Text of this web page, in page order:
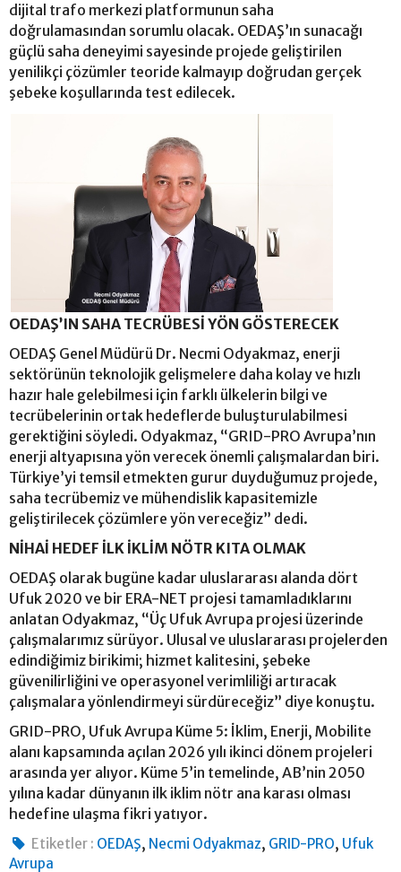
dijital trafo merkezi platformunun saha
doğrulamasından sorumlu olacak. OEDAŞ’ın sunacağı
güçlü saha deneyimi sayesinde projede geliştirilen
yenilikçi çözümler teoride kalmayıp doğrudan gerçek
şebeke koşullarında test edilecek.
OEDAŞ’IN SAHA TECRÜBESİ YÖN GÖSTERECEK
OEDAŞ Genel Müdürü Dr. Necmi Odyakmaz, enerji
sektörünün teknolojik gelişmelere daha kolay ve hızlı
hazır hale gelebilmesi için farklı ülkelerin bilgi ve
tecrübelerinin ortak hedeflerde buluşturulabilmesi
gerektiğini söyledi. Odyakmaz, “GRID-PRO Avrupa’nın
enerji altyapısına yön verecek önemli çalışmalardan biri.
Türkiye’yi temsil etmekten gurur duyduğumuz projede,
saha tecrübemiz ve mühendislik kapasitemizle
geliştirilecek çözümlere yön vereceğiz” dedi.
NİHAİ HEDEF İLK İKLİM NÖTR KITA OLMAK
OEDAŞ olarak bugüne kadar uluslararası alanda dört
Ufuk 2020 ve bir ERA-NET projesi tamamladıklarını
anlatan Odyakmaz, “Üç Ufuk Avrupa projesi üzerinde
çalışmalarımız sürüyor. Ulusal ve uluslararası projelerden
edindiğimiz birikimi; hizmet kalitesini, şebeke
güvenilirliğini ve operasyonel verimliliği artıracak
çalışmalara yönlendirmeyi sürdüreceğiz” diye konuştu.
GRID-PRO, Ufuk Avrupa Küme 5: İklim, Enerji, Mobilite
alanı kapsamında açılan 2026 yılı ikinci dönem projeleri
arasında yer alıyor. Küme 5’in temelinde, AB’nin 2050
yılına kadar dünyanın ilk iklim nötr ana karası olması
hedefine ulaşma fikri yatıyor.
Etiketler : OEDAŞ, Necmi Odyakmaz, GRID-PRO, Ufuk
Avrupa